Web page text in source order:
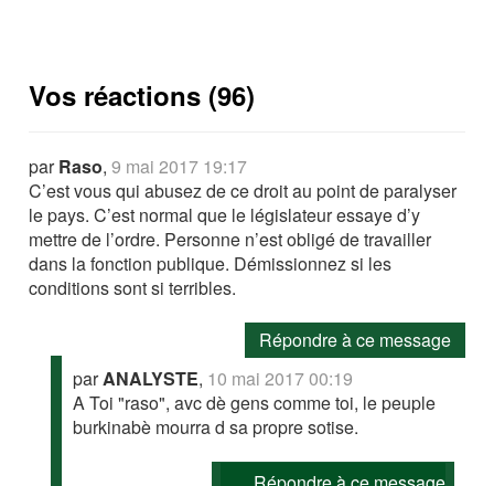
Vos réactions (96)
parRaso,9 mai 2017 19:17
C’est vous qui abusez de ce droit au point de paralyser
le pays. C’est normal que le législateur essaye d’y
mettre de l’ordre. Personne n’est obligé de travailler
dans la fonction publique. Démissionnez si les
conditions sont si terribles.
Répondre à ce message
parANALYSTE, 10 mai 2017 00:19
A Toi "raso", avc dè gens comme toi, le peuple
burkinabè mourra d sa propre sotise.